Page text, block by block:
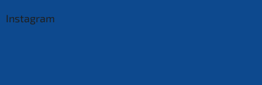
Instagram